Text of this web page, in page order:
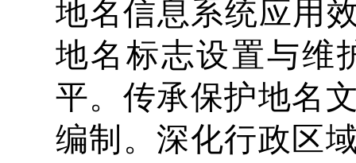
地名信息系统应用
地名标志设置与维
平。传承保护地名
编制。深化行政区